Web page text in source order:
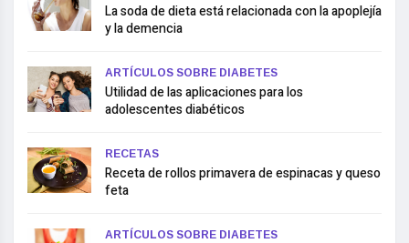
La soda de dieta está relacionada con la apoplejía
y la demencia
ARTÍCULOS SOBRE DIABETES
Utilidad de las aplicaciones para los
adolescentes diabéticos
RECETAS
Receta de rollos primavera de espinacas y queso
feta
ARTÍCULOS SOBRE DIABETES